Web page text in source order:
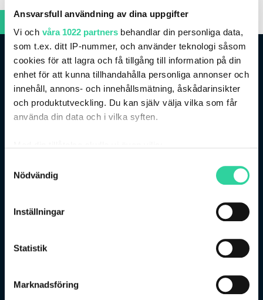
Ansvarsfull användning av dina uppgifter
Vi och våra 1022 partnersbehandlar din personliga data,
som t.ex. ditt IP-nummer, och använder teknologi såsom
cookies för att lagra och få tillgång till information på din
enhet för att kunna tillhandahålla personliga annonser och
innehåll, annons- och innehållsmätning, åskådarinsikter
och produktutveckling. Du kan själv välja vilka som får
använda din data och i vilka syften.
som kan ha en noggrannhet på upp till flera meter
Ta reda på mer om hur dina personliga uppgifter
Du kan ändra eller dra tillbaka ditt samtycke när som
Vi använder enhetsidentifierare för att anpassa innehållet
Nödvändig
Inställningar
Statistik
Marknadsföring
Upptäck nya Kia Niro EV
Stålgatan 10, 754 50 Uppsala
Följ oss på sociala medier:
Bilar